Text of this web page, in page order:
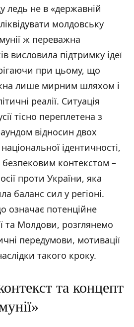
ледь не в «державній
молдовську
ж переважна
висловила підтримку ідеї
при цьому, що
лише мирним шляхом і
реалії. Ситуація
тісно переплетена з
відносин двох
ідентичності,
контекстом –
проти України, яка
баланс сил у регіоні.
означає потенційне
та Молдови, розглянемо
передумови, мотивації
такого кроку.
та концепт